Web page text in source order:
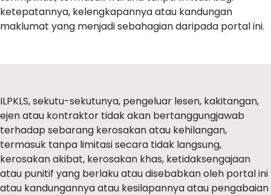
ketepatannya, kelengkapannya atau kandungan
maklumat yang menjadi sebahagian daripada portal ini.
ILPKLS, sekutu-sekutunya, pengeluar lesen, kakitangan,
ejen atau kontraktor tidak akan bertanggungjawab
terhadap sebarang kerosakan atau kehilangan,
termasuk tanpa limitasi secara tidak langsung,
kerosakan akibat, kerosakan khas, ketidaksengajaan
atau punitif yang berlaku atau disebabkan oleh portal ini
atau kandungannya atau kesilapannya atau pengabaian